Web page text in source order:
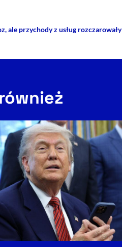
ale przychody z usług rozczarowały